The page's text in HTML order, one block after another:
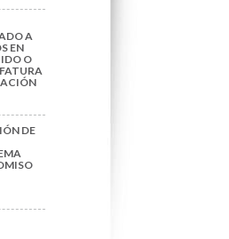
A
EN
O
DE